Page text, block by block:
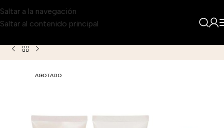
Saltar a la navegación
Saltar al contenido principal
AGOTADO